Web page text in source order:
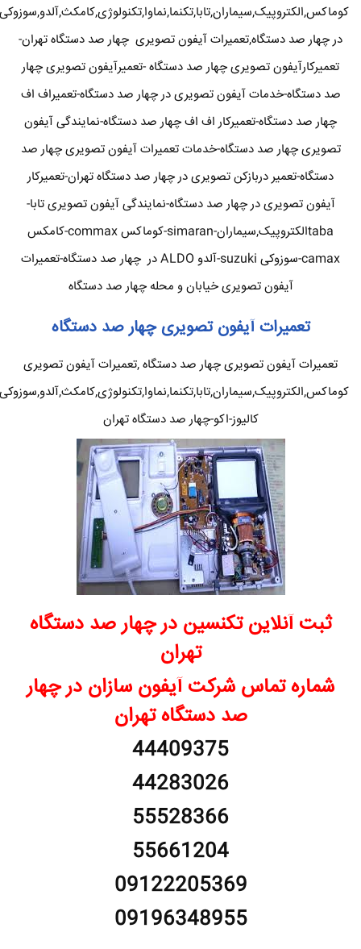
کوماکس,الکتروپیک,سیماران,تابا,تکنما,نماوا,تکنولوژی,کامکث,آلدو,سوزوکی
در چهار صد دستگاه,تعمیرات آیفون تصویری چهار صد دستگاه تهران-
تعمیرکارآیفون تصویری چهار صد دستگاه -تعمیرآیفون تصویری چهار
صد دستگاه-خدمات آیفون تصویری در چهار صد دستگاه-تعمیراف اف
چهار صد دستگاه-تعمیرکار اف اف چهار صد دستگاه-نمایندگی آیفون
تصویری چهار صد دستگاه-خدمات تعمیرات آیفون تصویری چهار صد
دستگاه-تعمیر دربازکن تصویری در چهار صد دستگاه تهران-تعمیرکار
آیفون تصویری در چهار صد دستگاه-نمایندگی آیفون تصویری تابا-
tabaالکتروپیک,سیماران-simaran-کوماکس commax-کامکس
camax-سوزوکی suzuki-آلدو ALDO در چهار صد دستگاه-تعمیرات
آیفون تصویری خیابان و محله چهار صد دستگاه
تعمیرات آیفون تصویری چهار صد دستگاه
تعمیرات آیفون تصویری چهار صد دستگاه ,تعمیرات آیفون تصویری
کوماکس,الکتروپیک,سیماران,تابا,تکنما,نماوا,تکنولوژی,کامکث,آلدو,سوزوکی
کالیوز-اکو-چهار صد دستگاه تهران
ثبت آنلاین تکنسین در چهار صد دستگاه
تهران
شماره تماس شرکت آیفون سازان در چهار
صد دستگاه تهران
44409375
44283026
55528366
55661204
09122205369
09196348955